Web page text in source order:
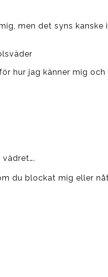
men det syns kanske
hur jag känner mig
du blockat mig eller